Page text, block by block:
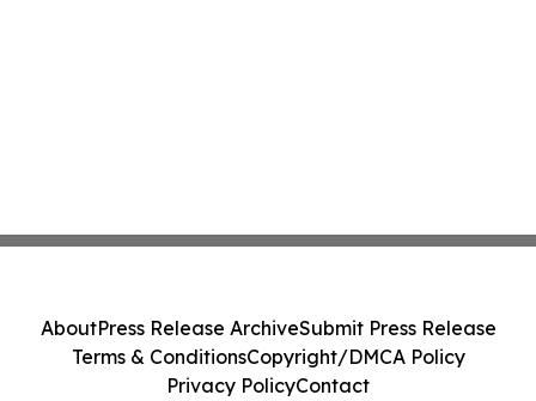
AboutPress Release ArchiveSubmit Press Release
Terms & ConditionsCopyright/DMCA Policy
Privacy PolicyContact